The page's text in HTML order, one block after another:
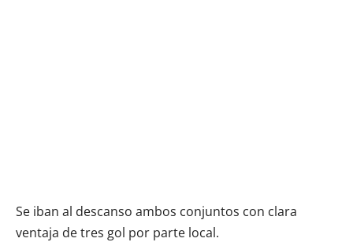
Se iban al descanso ambos conjuntos con clara
ventaja de tres gol por parte local.